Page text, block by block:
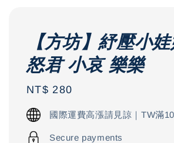
【方坊】紓壓小
怒君 小哀 樂樂
Regular
price
NT$ 280
國際運費高漲請見諒｜TW滿
Secure payments